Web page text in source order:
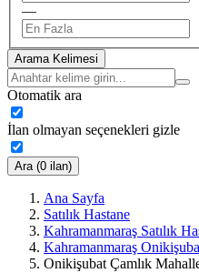
—
Arama Kelimesi
Otomatik ara
İlan olmayan seçenekleri gizle
Ara (0 ilan)
Ana Sayfa
Satılık Hastane
Kahramanmaraş Satılık
Kahramanmaraş
Onikişubat Çamlık